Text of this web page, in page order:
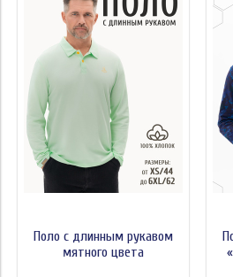
Поло с длинным рукавом
мятного цвета